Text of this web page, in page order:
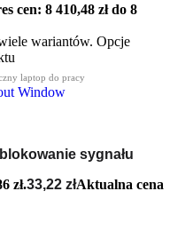
cen: 8 410,48 zł do 8
wariantów. Opcje
sygnału
zł.33,22 złAktualna cena